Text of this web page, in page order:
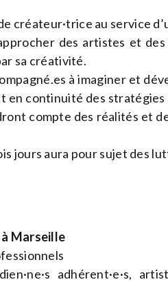
créateur·trice au service
des artistes et
sa créativité.
à imaginer et
en continuité des
compte des réalités et
jours aura pour sujet des
à Marseille
adhérent·e·s,